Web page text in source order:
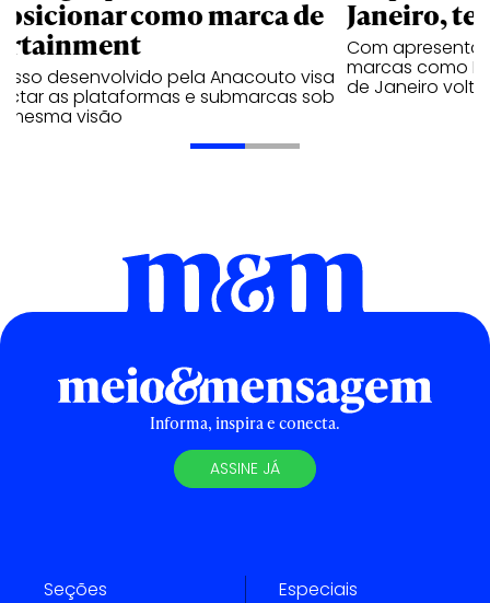
como marca de
desenvolvido pela Anacouto visa
as plataformas e submarcas sob
mesma visão
Janeiro,
Com
marcas como
de Janeiro
Informa, inspira e conecta.
ASSINE JÁ
Seções Especiais